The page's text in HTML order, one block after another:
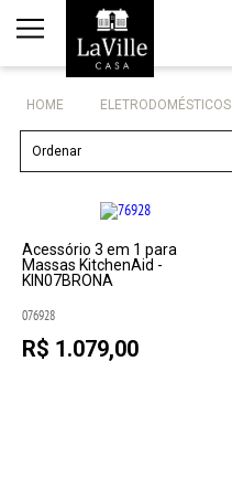
Minha conta
Lista de Presentes
Mesa
Eletro
Bar
Decor
HOME ELETRODOMÉSTICOS
Ordenar
Acessório 3 em 1 para
Massas KitchenAid -
KIN07BRONA
076928
R$ 1.079,00